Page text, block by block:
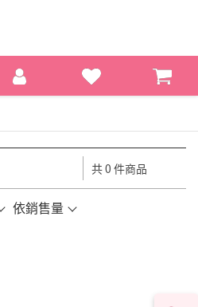
共 0 件商品
依銷售量